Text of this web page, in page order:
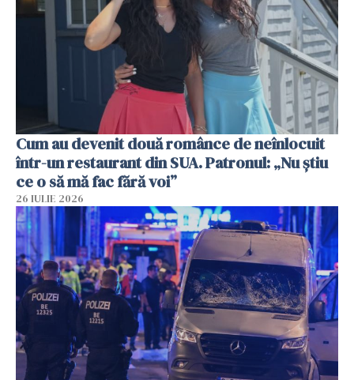
Cum au devenit două românce de neînlocuit
într-un restaurant din SUA. Patronul: „Nu știu
ce o să mă fac fără voi”
26 IULIE 2026